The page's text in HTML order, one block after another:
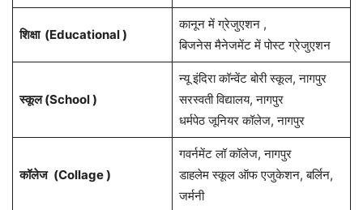
शिक्षा (Educational )
कानून में ग्रेजुएशन ,
बिजनेस मैनेजमेंट में पोस्ट ग्रेजुएशन
स्कूल (School )
न्यू इंदिरा कॉन्वेंट बोरी स्कूल, नागपुर
सरस्वती विद्यालय, नागपुर
धर्मपेठ जूनियर कॉलेज, नागपुर
कॉलेज (Collage )
गवर्नमेंट लॉ कॉलेज, नागपुर
डाहलेम स्कूल ऑफ एजुकेशन, बर्लिन,
जर्मनी